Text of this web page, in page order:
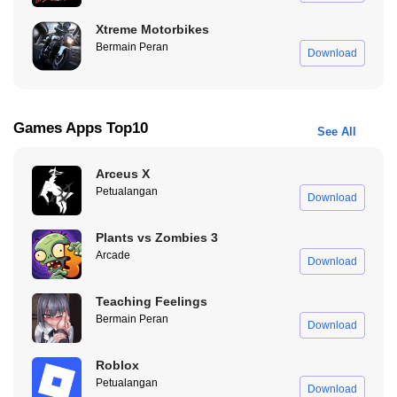
16 Skin Pemain yang Keren
Selain mobil, kamu juga bisa kustomisasi karakter pemainmu
Sosmed
Xtreme Motorbikes
Bermain Peran Download
Games Apps Top10 See All
Arceus X
Petualangan Download
Plants vs Zombies 3
Arcade Download
Teaching Feelings
Bermain Peran Download
Roblox
Petualangan Download